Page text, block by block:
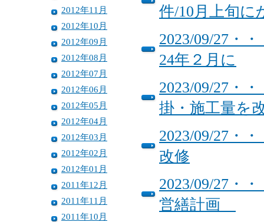
2012年11月
2012年10月
2012年09月
2012年08月
2012年07月
2012年06月
2012年05月
2012年04月
2012年03月
2012年02月
2012年01月
2011年12月
2011年11月
2011年10月
件/10月上旬に
2023/09/27・
24年２月に
2023/09/27・
掛・施工量を
2023/09/27・
改修
2023/09/27・
営繕計画